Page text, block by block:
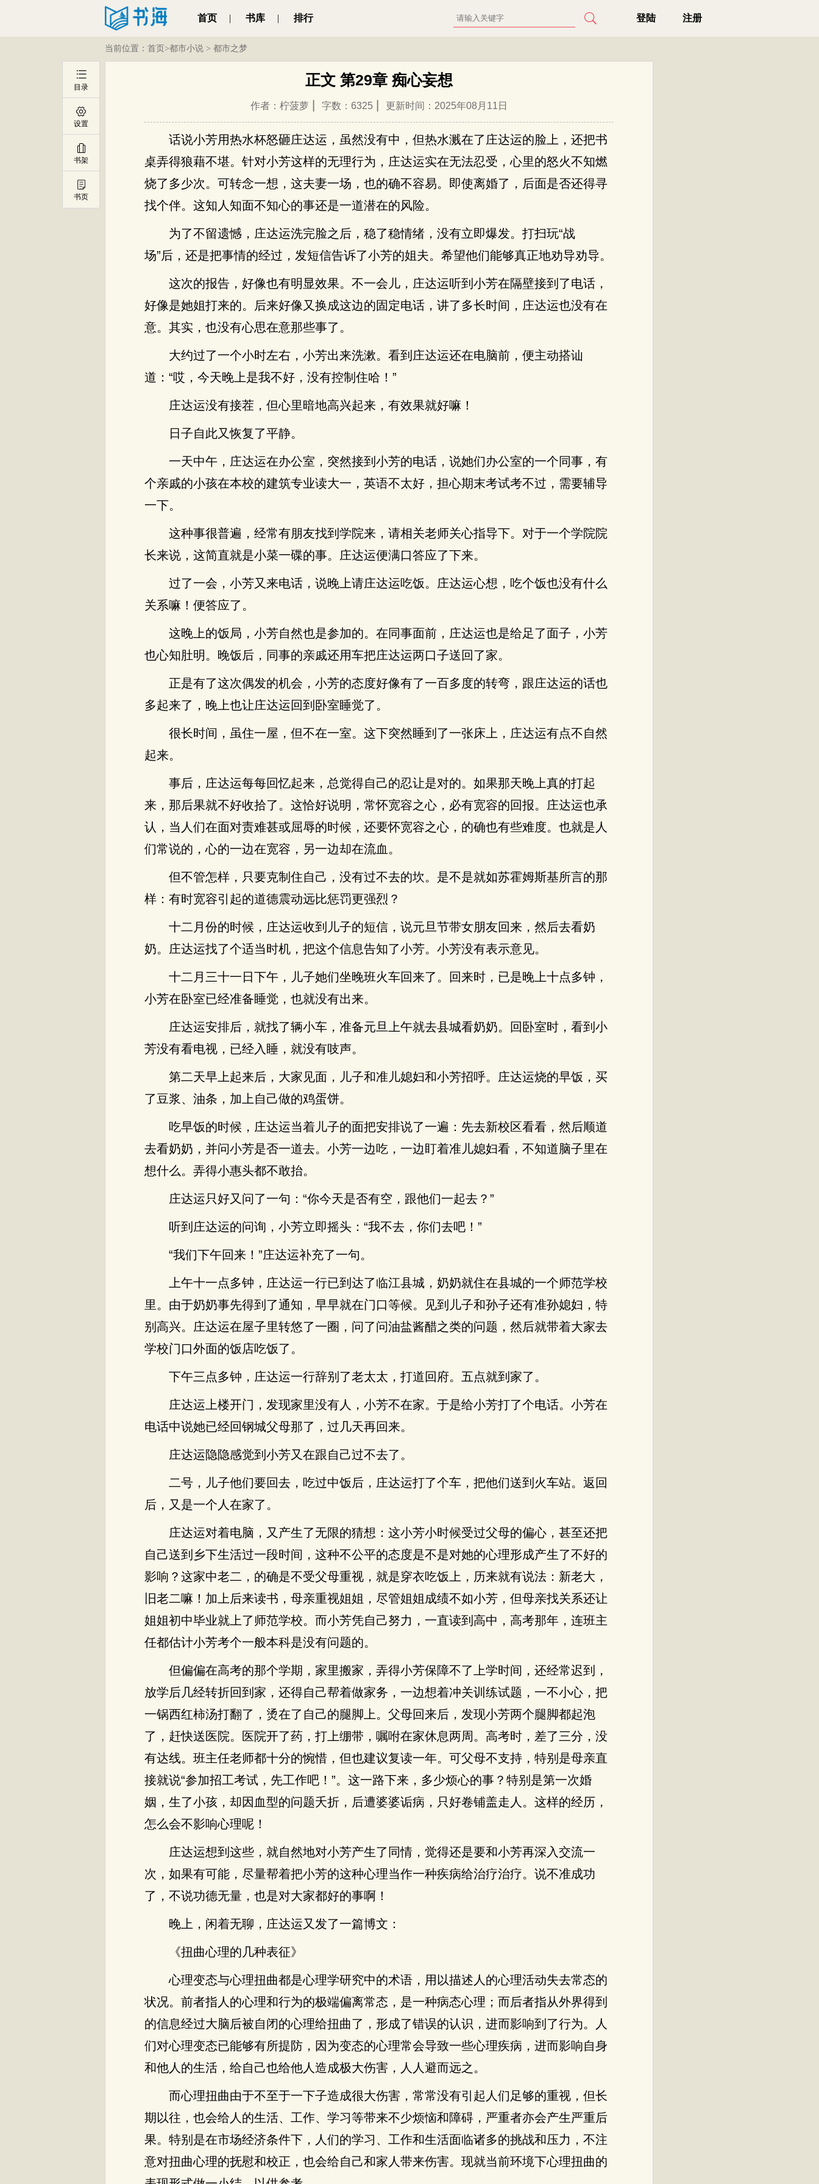
首页 | 书库 | 排行 登陆 注册
当前位置： 首页 >都市小说 > 都市之梦
目录
设置
书架
书页
正文 第29章 痴心妄想
作者：柠菠萝 字数：6325 更新时间：2025年08月11日
话说小芳用热水杯怒砸庄达运，虽然没有中，但热水溅在了庄达运的脸上，还把书
桌弄得狼藉不堪。针对小芳这样的无理行为，庄达运实在无法忍受，心里的怒火不知燃
烧了多少次。可转念一想，这夫妻一场，也的确不容易。即使离婚了，后面是否还得寻
找个伴。这知人知面不知心的事还是一道潜在的风险。
为了不留遗憾，庄达运洗完脸之后，稳了稳情绪，没有立即爆发。打扫玩“战
场”后，还是把事情的经过，发短信告诉了小芳的姐夫。希望他们能够真正地劝导劝导。
这次的报告，好像也有明显效果。不一会儿，庄达运听到小芳在隔壁接到了电话，
好像是她姐打来的。后来好像又换成这边的固定电话，讲了多长时间，庄达运也没有在
意。其实，也没有心思在意那些事了。
大约过了一个小时左右，小芳出来洗漱。看到庄达运还在电脑前，便主动搭讪
道：“哎，今天晚上是我不好，没有控制住哈！”
庄达运没有接茬，但心里暗地高兴起来，有效果就好嘛！
日子自此又恢复了平静。
一天中午，庄达运在办公室，突然接到小芳的电话，说她们办公室的一个同事，有
个亲戚的小孩在本校的建筑专业读大一，英语不太好，担心期末考试考不过，需要辅导
一下。
这种事很普遍，经常有朋友找到学院来，请相关老师关心指导下。对于一个学院院
长来说，这简直就是小菜一碟的事。庄达运便满口答应了下来。
过了一会，小芳又来电话，说晚上请庄达运吃饭。庄达运心想，吃个饭也没有什么
关系嘛！便答应了。
这晚上的饭局，小芳自然也是参加的。在同事面前，庄达运也是给足了面子，小芳
也心知肚明。晚饭后，同事的亲戚还用车把庄达运两口子送回了家。
正是有了这次偶发的机会，小芳的态度好像有了一百多度的转弯，跟庄达运的话也
多起来了，晚上也让庄达运回到卧室睡觉了。
很长时间，虽住一屋，但不在一室。这下突然睡到了一张床上，庄达运有点不自然
起来。
事后，庄达运每每回忆起来，总觉得自己的忍让是对的。如果那天晚上真的打起
来，那后果就不好收拾了。这恰好说明，常怀宽容之心，必有宽容的回报。庄达运也承
认，当人们在面对责难甚或屈辱的时候，还要怀宽容之心，的确也有些难度。也就是人
们常说的，心的一边在宽容，另一边却在流血。
但不管怎样，只要克制住自己，没有过不去的坎。是不是就如苏霍姆斯基所言的那
样：有时宽容引起的道德震动远比惩罚更强烈？
十二月份的时候，庄达运收到儿子的短信，说元旦节带女朋友回来，然后去看奶
奶。庄达运找了个适当时机，把这个信息告知了小芳。小芳没有表示意见。
十二月三十一日下午，儿子她们坐晚班火车回来了。回来时，已是晚上十点多钟，
小芳在卧室已经准备睡觉，也就没有出来。
庄达运安排后，就找了辆小车，准备元旦上午就去县城看奶奶。回卧室时，看到小
芳没有看电视，已经入睡，就没有吱声。
第二天早上起来后，大家见面，儿子和准儿媳妇和小芳招呼。庄达运烧的早饭，买
了豆浆、油条，加上自己做的鸡蛋饼。
吃早饭的时候，庄达运当着儿子的面把安排说了一遍：先去新校区看看，然后顺道
去看奶奶，并问小芳是否一道去。小芳一边吃，一边盯着准儿媳妇看，不知道脑子里在
想什么。弄得小惠头都不敢抬。
庄达运只好又问了一句：“你今天是否有空，跟他们一起去？”
听到庄达运的问询，小芳立即摇头：“我不去，你们去吧！”
“我们下午回来！”庄达运补充了一句。
上午十一点多钟，庄达运一行已到达了临江县城，奶奶就住在县城的一个师范学校
里。由于奶奶事先得到了通知，早早就在门口等候。见到儿子和孙子还有准孙媳妇，特
别高兴。庄达运在屋子里转悠了一圈，问了问油盐酱醋之类的问题，然后就带着大家去
学校门口外面的饭店吃饭了。
下午三点多钟，庄达运一行辞别了老太太，打道回府。五点就到家了。
庄达运上楼开门，发现家里没有人，小芳不在家。于是给小芳打了个电话。小芳在
电话中说她已经回钢城父母那了，过几天再回来。
庄达运隐隐感觉到小芳又在跟自己过不去了。
二号，儿子他们要回去，吃过中饭后，庄达运打了个车，把他们送到火车站。返回
后，又是一个人在家了。
庄达运对着电脑，又产生了无限的猜想：这小芳小时候受过父母的偏心，甚至还把
自己送到乡下生活过一段时间，这种不公平的态度是不是对她的心理形成产生了不好的
影响？这家中老二，的确是不受父母重视，就是穿衣吃饭上，历来就有说法：新老大，
旧老二嘛！加上后来读书，母亲重视姐姐，尽管姐姐成绩不如小芳，但母亲找关系还让
姐姐初中毕业就上了师范学校。而小芳凭自己努力，一直读到高中，高考那年，连班主
任都估计小芳考个一般本科是没有问题的。
但偏偏在高考的那个学期，家里搬家，弄得小芳保障不了上学时间，还经常迟到，
放学后几经转折回到家，还得自己帮着做家务，一边想着冲关训练试题，一不小心，把
一锅西红柿汤打翻了，烫在了自己的腿脚上。父母回来后，发现小芳两个腿脚都起泡
了，赶快送医院。医院开了药，打上绷带，嘱咐在家休息两周。高考时，差了三分，没
有达线。班主任老师都十分的惋惜，但也建议复读一年。可父母不支持，特别是母亲直
接就说“参加招工考试，先工作吧！”。这一路下来，多少烦心的事？特别是第一次婚
姻，生了小孩，却因血型的问题夭折，后遭婆婆诟病，只好卷铺盖走人。这样的经历，
怎么会不影响心理呢！
庄达运想到这些，就自然地对小芳产生了同情，觉得还是要和小芳再深入交流一
次，如果有可能，尽量帮着把小芳的这种心理当作一种疾病给治疗治疗。说不准成功
了，不说功德无量，也是对大家都好的事啊！
晚上，闲着无聊，庄达运又发了一篇博文：
《扭曲心理的几种表征》
心理变态与心理扭曲都是心理学研究中的术语，用以描述人的心理活动失去常态的
状况。前者指人的心理和行为的极端偏离常态，是一种病态心理；而后者指从外界得到
的信息经过大脑后被自闭的心理给扭曲了，形成了错误的认识，进而影响到了行为。人
们对心理变态已能够有所提防，因为变态的心理常会导致一些心理疾病，进而影响自身
和他人的生活，给自己也给他人造成极大伤害，人人避而远之。
而心理扭曲由于不至于一下子造成很大伤害，常常没有引起人们足够的重视，但长
期以往，也会给人的生活、工作、学习等带来不少烦恼和障碍，严重者亦会产生严重后
果。特别是在市场经济条件下，人们的学习、工作和生活面临诸多的挑战和压力，不注
意对扭曲心理的抚慰和校正，也会给自己和家人带来伤害。现就当前环境下心理扭曲的